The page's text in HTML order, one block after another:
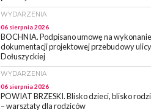
WYDARZENIA
06 sierpnia 2026
BOCHNIA. Podpisano umowę na wykonanie
dokumentacji projektowej przebudowy ulicy
Dołuszyckiej
WYDARZENIA
06 sierpnia 2026
POWIAT BRZESKI. Blisko dzieci, blisko
– warsztaty dla rodziców